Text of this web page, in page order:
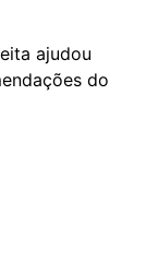
ajudou
do